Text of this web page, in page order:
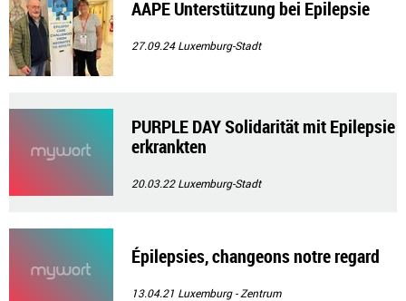
AAPE Unterstützung bei Epilepsie
27.09.24Luxemburg-Stadt
PURPLE DAY Solidarität mit Epilepsie
erkrankten
20.03.22Luxemburg-Stadt
Épilepsies, changeons notre regard
13.04.21 Luxemburg - Zentrum